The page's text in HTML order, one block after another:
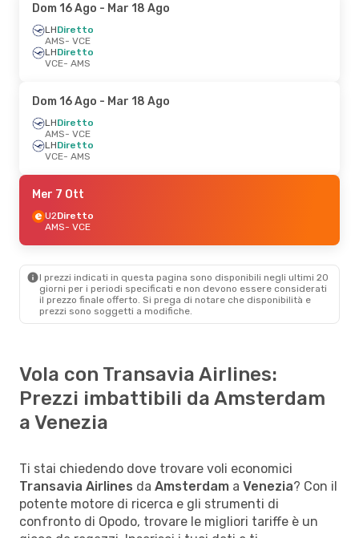
Dom 16 Ago - Mar 18 Ago
LHDiretto
AMS- VCE
LHDiretto
VCE- AMS
Dom 16 Ago - Mar 18 Ago
LHDiretto
AMS- VCE
LHDiretto
VCE- AMS
Mer 7 Ott
U2Diretto
AMS- VCE
I prezzi indicati in questa pagina sono disponibili negli ultimi 20
giorni per i periodi specificati e non devono essere considerati
il ​​prezzo finale offerto. Si prega di notare che disponibilità e
prezzi sono soggetti a modifiche.
Vola con Transavia Airlines:
Prezzi imbattibili da Amsterdam
a Venezia
Ti stai chiedendo dove trovare voli economici
Transavia Airlines da Amsterdam a Venezia? Con il
potente motore di ricerca e gli strumenti di
confronto di Opodo, trovare le migliori tariffe è un